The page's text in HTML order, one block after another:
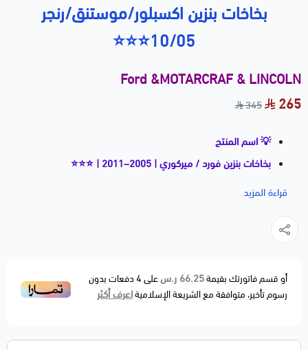
بخاخات بنزين اكسبلور/موستنق/رنجر
10/05⭐⭐⭐
Ford &MOTARCRAF & LINCOLN
265
345
💡 اسم المنتج
بخاخات بنزين فورد / ميركوري | 2005–2011 | ⭐⭐⭐
📝 وصف مختصر
القطعة بديلة مطابقة لمواصفات الوكالة OEM Fitment
وتأتي برذاذ قوي وثابت لضمان احتراق مثالي.
FORDEXPLORER — 2006–2010
قراءة المزيد
أو قسم فاتورتك بقيمة66.25 ر.س على4دفعات بدون
رسوم تأخير، متوافقة مع الشريعة الإسلاميةاعرف أكثر